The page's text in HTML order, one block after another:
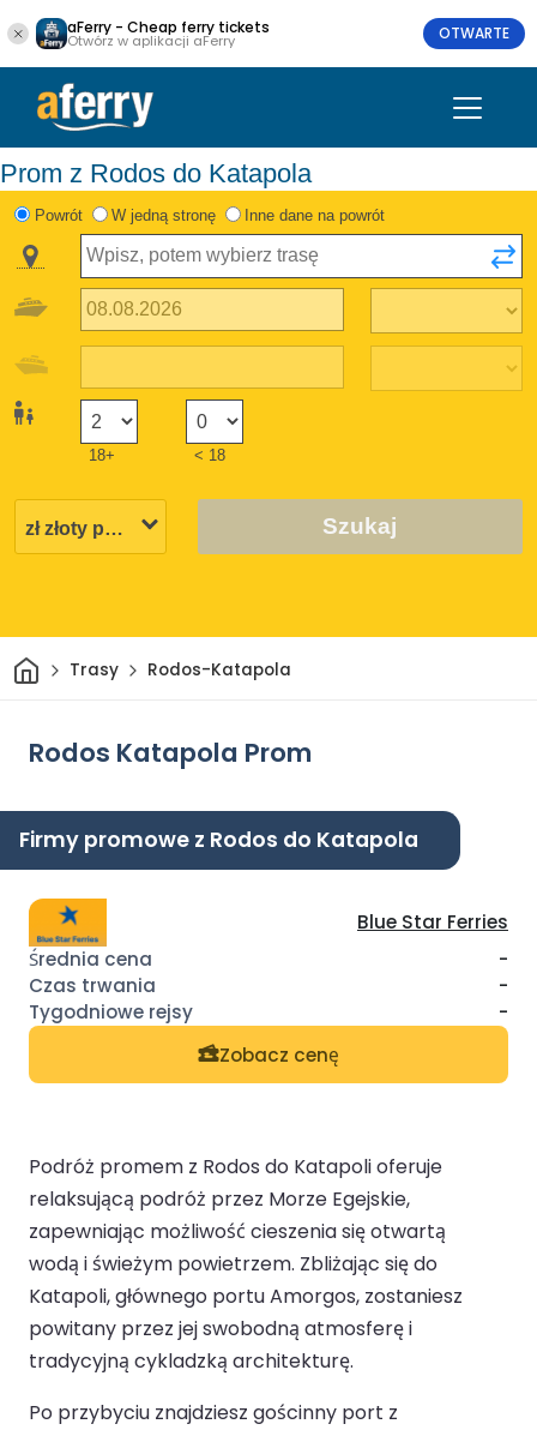
aFerry - Cheap ferry tickets
Otwórz w aplikacji aFerry OTWARTE
Prom z Rodos do Katapola
Powrót W jedną stronę Inne dane na powrót
18+ < 18
Szukaj
DomTrasy Rodos-Katapola
Rodos Katapola Prom
Firmy promowe z Rodos do Katapola
Blue Star Ferries
-
-
-
Zobacz cenę
Podróż promem z Rodos do Katapoli oferuje
relaksującą podróż przez Morze Egejskie,
zapewniając możliwość cieszenia się otwartą
wodą i świeżym powietrzem. Zbliżając się do
Katapoli, głównego portu Amorgos, zostaniesz
powitany przez jej swobodną atmosferę i
tradycyjną cykladzką architekturę.
Po przybyciu znajdziesz gościnny port z